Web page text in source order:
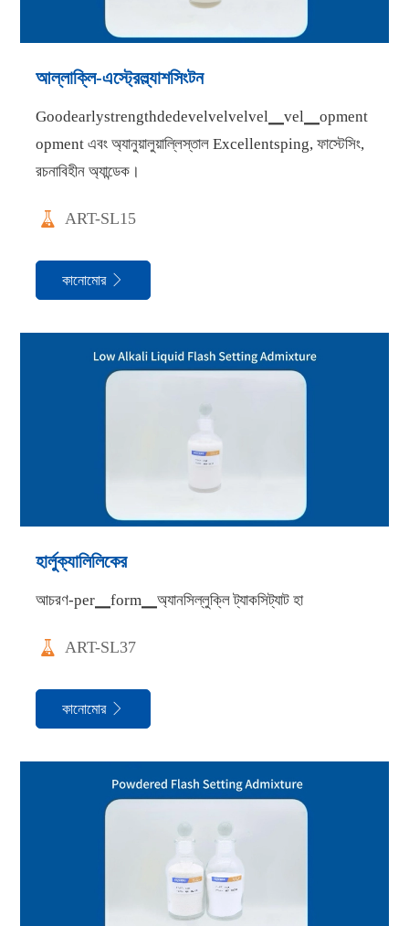
আল্লাক্লি-এস্ট্রেল্ল্যাশসিংটন
Goodearlystrengthdedevelvelvelvel▁vel▁opment
opment এবং অ্যানুয়ালুয়াল্লিস্তাল Excellentsping, ফাস্টেসিং,
রচনাবিহীন অ্যান্ডেক।
 ART-SL15
কানোমোর 
হার্লুক্যালিলিকের
আচরণ-per▁form▁অ্যানসিল্লুক্লি ট্যাকসিট্যাট হা
 ART-SL37
কানোমোর 